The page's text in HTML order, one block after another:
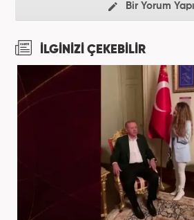
Bir Yorum
İLGİNİZİ ÇEKEBİLİR